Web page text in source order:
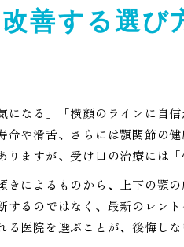
善する選び
になる」「横顔のラインに自
命や滑舌、さらには顎関節の
りますが、受け口の治療には
きによるものから、上下の顎
するのではなく、最新のレン
る医院を選ぶことが、後悔しな